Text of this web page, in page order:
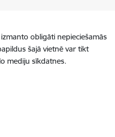
obligāti nepieciešamās
šajā vietnē var tikt
mediju sīkdatnes.